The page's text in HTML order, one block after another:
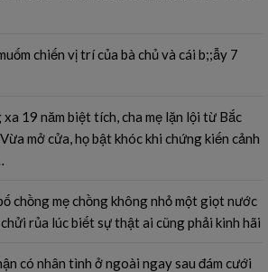
chiến vị trí của bà chủ và cái b;;ẫy 7
19 năm biệt tích, cha mẹ lặn lội từ Bắc
mở cửa, họ bật khóc khi chứng kiến cảnh
chồng mẹ chồng không nhỏ một giọt nước
rủa lúc biết sự thật ai cũng phải kinh hãi
có nhân tình ở ngoài ngay sau đám cưới